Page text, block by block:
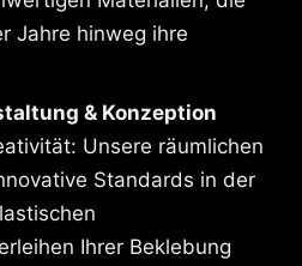
Jahre hinweg ihre
& Konzeption
Unsere räumlichen
Standards in der
Ihrer Beklebung